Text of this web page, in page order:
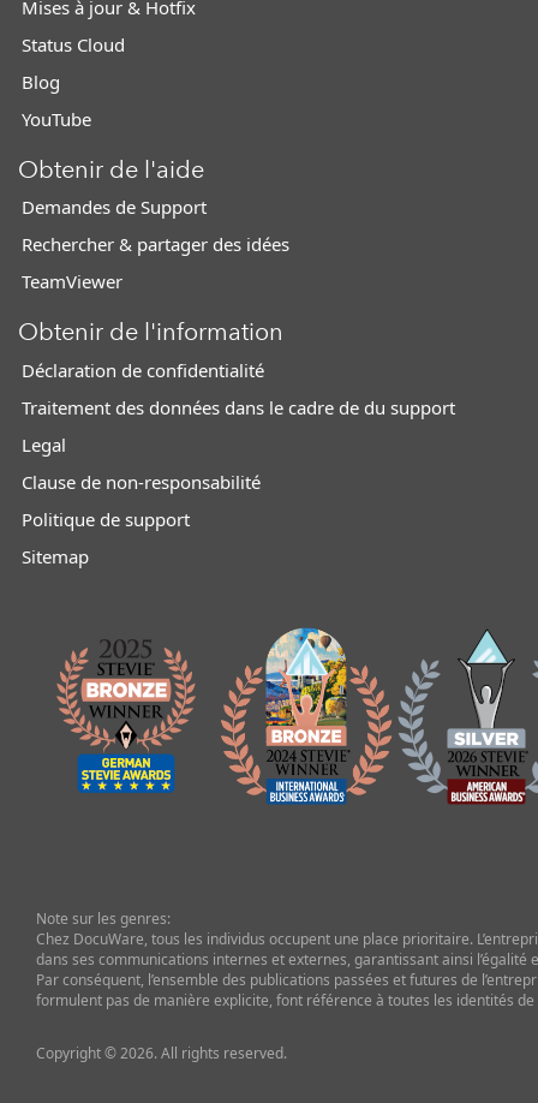
Mises à jour & Hotfix
Status Cloud
Blog
YouTube
Obtenir de l'aide
Demandes de Support
Rechercher & partager des idées
TeamViewer
Obtenir de l'information
Déclaration de confidentialité
Traitement des données dans le cadre de du support
Legal
Clause de non-responsabilité
Politique de support
Sitemap
Note sur les genres:
Chez DocuWare, tous les individus occupent une place prioritaire.
dans ses communications internes et externes, garantissant ainsi l’égalité
Par conséquent, l’ensemble des publications passées et futures de
formulent pas de manière explicite, font référence à toutes les identités de
Copyright © 2026. All rights reserved.